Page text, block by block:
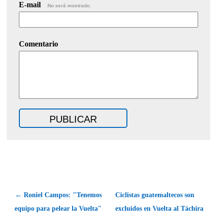
E-mail No será mostrado.
Comentario
← Roniel Campos: "Tenemos
equipo para pelear la Vuelta"
Ciclistas guatemaltecos son
excluidos en Vuelta al Táchira